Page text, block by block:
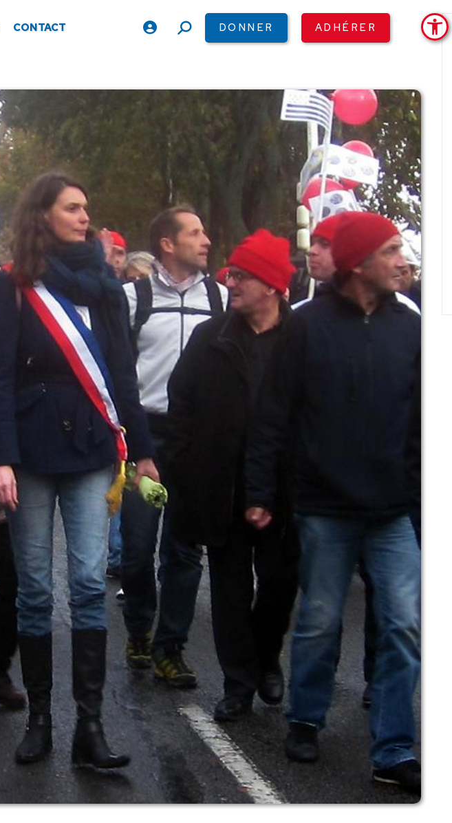
CONTACT
RechercheDONNER ADHÉRER